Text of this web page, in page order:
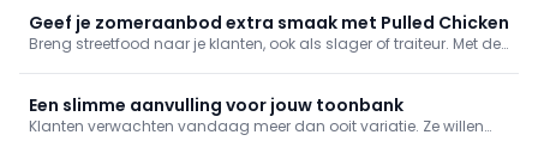
Geef je zomeraanbod extra smaak met Pulled Chicken
Breng streetfood naar je klanten, ook als slager of traiteur. Met de
Een slimme aanvulling voor jouw toonbank
Klanten verwachten vandaag meer dan ooit variatie. Ze willen